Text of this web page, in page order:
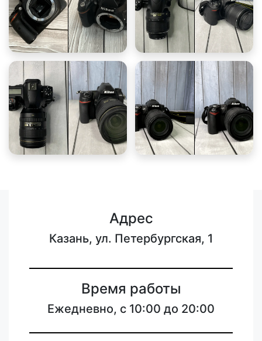
Адрес
Казань, ул. Петербургская, 1
Время работы
Ежедневно, с 10:00 до 20:00